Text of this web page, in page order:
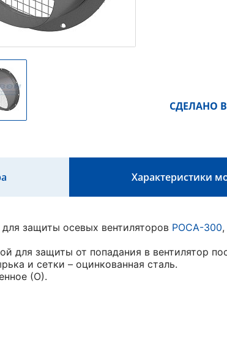
СДЕЛАНО
Характеристики
защиты осевых вентиляторов РОСА-300,
для защиты от попадания в вентилятор
и сетки – оцинкованная сталь.
(О).